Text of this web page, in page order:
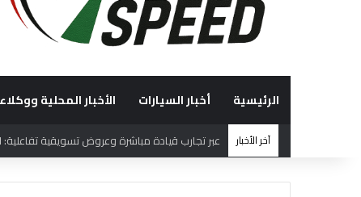
الرئيسية أخبار السيارات الأخبار المحلية
آخر الأخبار “الوعلان للتجارة” تحصد جائزة “شريك إرث التميّز” في قمة “شركاء هيونداي لعام